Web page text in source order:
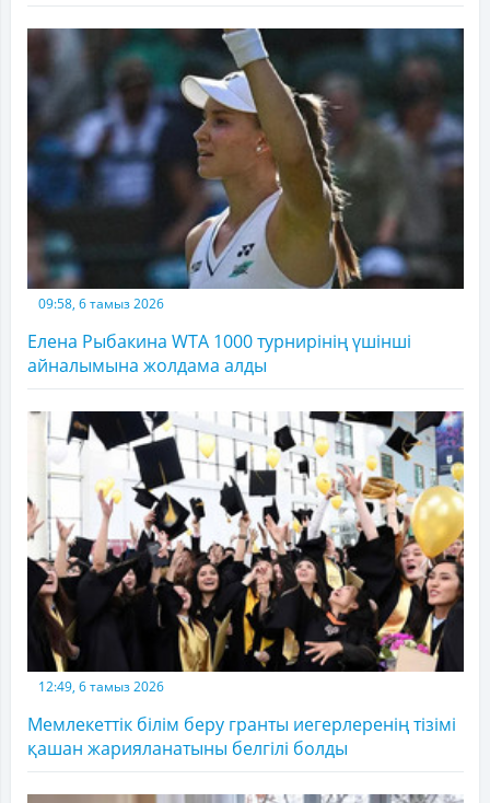
09:58, 6 тамыз 2026
Елена Рыбакина WTA 1000 турнирінің үшінші
айналымына жолдама алды
12:49, 6 тамыз 2026
Мемлекеттік білім беру гранты иегерлеренің тізімі
қашан жарияланатыны белгілі болды